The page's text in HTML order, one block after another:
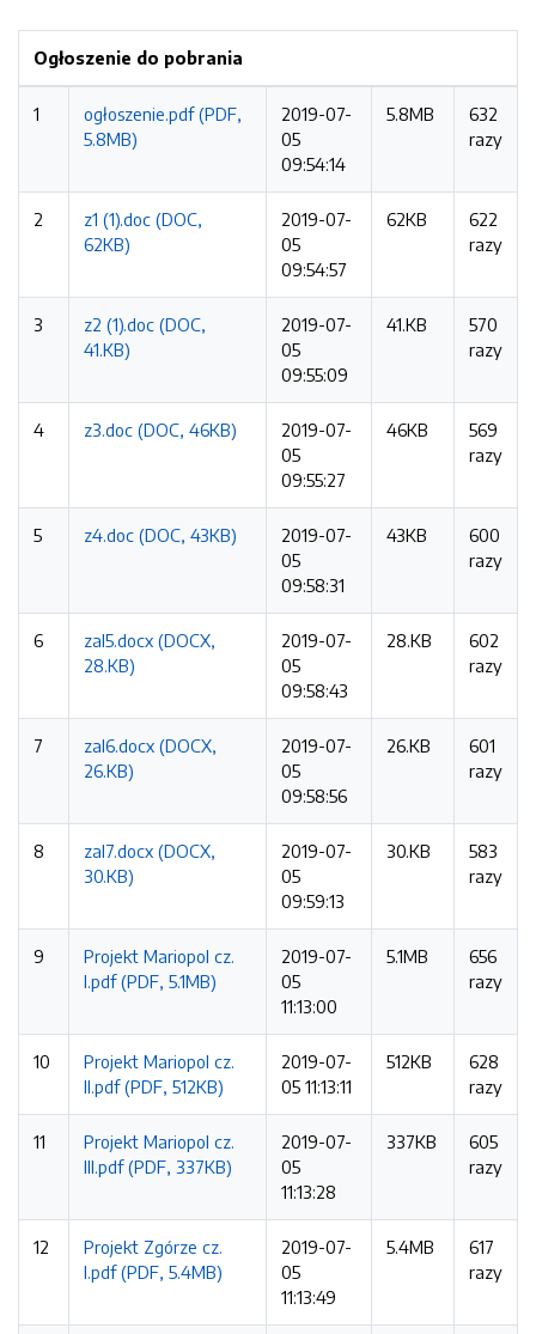
Ogłoszenie do pobrania
1
ogłoszenie.pdf (PDF,
5.8MB)
2019-07-
05
09:54:14
5.8MB
632
razy
2
z1 (1).doc (DOC,
62KB)
2019-07-
05
09:54:57
62KB
622
razy
3
z2 (1).doc (DOC,
41.KB)
2019-07-
05
09:55:09
41.KB
570
razy
4 z3.doc (DOC, 46KB)
2019-07-
05
09:55:27
46KB
569
razy
5 z4.doc (DOC, 43KB)
2019-07-
05
09:58:31
43KB
600
razy
6
zal5.docx (DOCX,
28.KB)
2019-07-
05
09:58:43
28.KB
602
razy
7
zal6.docx (DOCX,
26.KB)
2019-07-
05
09:58:56
26.KB
601
razy
8
zal7.docx (DOCX,
30.KB)
2019-07-
05
09:59:13
30.KB
583
razy
9
Projekt Mariopol cz.
I.pdf (PDF, 5.1MB)
2019-07-
05
11:13:00
5.1MB
656
razy
10
Projekt Mariopol cz.
II.pdf (PDF, 512KB)
2019-07-
05 11:13:11
512KB
628
razy
11
Projekt Mariopol cz.
III.pdf (PDF, 337KB)
2019-07-
05
11:13:28
337KB
605
razy
12
Projekt Zgórze cz.
I.pdf (PDF, 5.4MB)
2019-07-
05
11:13:49
5.4MB
617
razy